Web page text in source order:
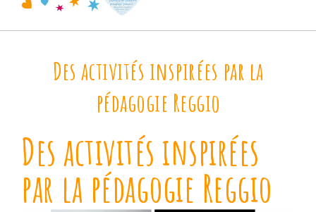
Des activités inspirées par la
pédagogie Reggio
Des activités inspirées
par la pédagogie Reggio